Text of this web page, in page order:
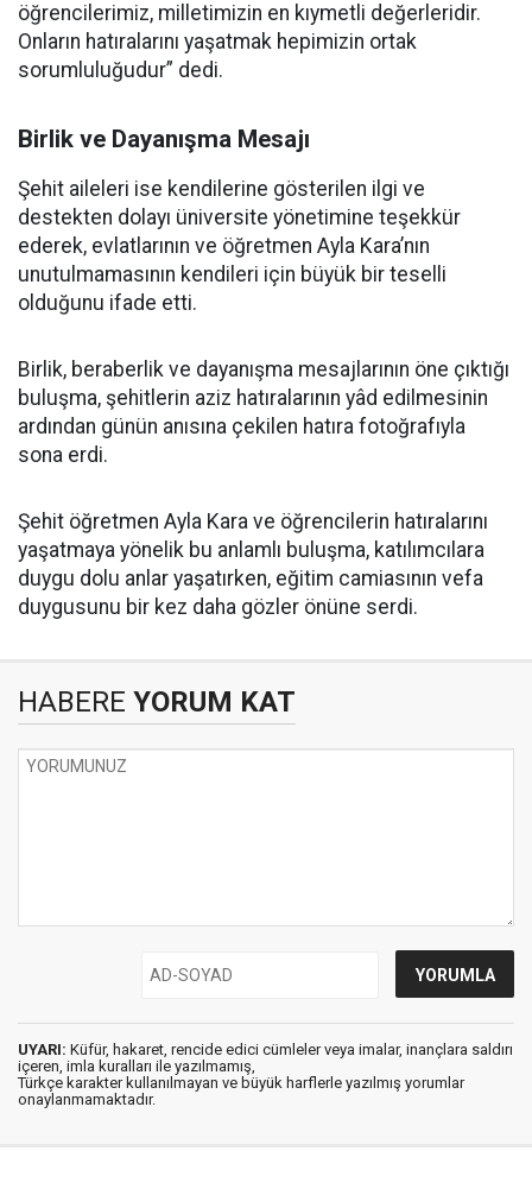
öğrencilerimiz, milletimizin en kıymetli değerleridir.
Onların hatıralarını yaşatmak hepimizin ortak
sorumluluğudur” dedi.
Birlik ve Dayanışma Mesajı
Şehit aileleri ise kendilerine gösterilen ilgi ve
destekten dolayı üniversite yönetimine teşekkür
ederek, evlatlarının ve öğretmen Ayla Kara’nın
unutulmamasının kendileri için büyük bir teselli
olduğunu ifade etti.
Birlik, beraberlik ve dayanışma mesajlarının öne çıktığı
buluşma, şehitlerin aziz hatıralarının yâd edilmesinin
ardından günün anısına çekilen hatıra fotoğrafıyla
sona erdi.
Şehit öğretmen Ayla Kara ve öğrencilerin hatıralarını
yaşatmaya yönelik bu anlamlı buluşma, katılımcılara
duygu dolu anlar yaşatırken, eğitim camiasının vefa
duygusunu bir kez daha gözler önüne serdi.
HABERE YORUM KAT
UYARI: Küfür, hakaret, rencide edici cümleler veya imalar, inançlara saldırı
içeren, imla kuralları ile yazılmamış,
Türkçe karakter kullanılmayan ve büyük harflerle yazılmış yorumlar
onaylanmamaktadır.